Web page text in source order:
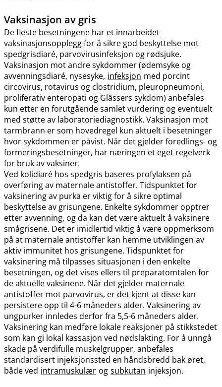
Vaksinasjon av gris
De fleste besetningene har et innarbeidet
vaksinasjonsopplegg for å sikre god beskyttelse mot
spedgrisdiaré, parvovirusinfeksjon og rødsjuke.
Vaksinasjon mot andre sykdommer (ødemsyke og
avvenningsdiaré, nysesyke, infeksjon med porcint
circovirus, rotavirus og clostridium, pleuropneumoni,
proliferativ enteropati og Glässers sykdom) anbefales
kun etter en forutgående samlet vurdering og eventuelt
med støtte av laboratoriediagnostikk. Vaksinasjon mot
tarmbrann er som hovedregel kun aktuelt i besetninger
hvor sykdommen er påvist. Når det gjelder foredlings- og
formeringsbesetninger, har næringen et eget regelverk
for bruk av vaksiner.
Ved kolidiaré hos spedgris baseres profylaksen på
overføring av maternale antistoffer. Tidspunktet for
vaksinering av purka er viktig for å sikre optimal
beskyttelse av grisungene. Enkelte sykdommer opptrer
etter avvenning, og da kan det være aktuelt å vaksinere
smågrisene. Det er imidlertid viktig å være oppmerksom
på at maternale antistoffer kan hemme utviklingen av
aktiv immunitet hos grisungene. Tidspunktet for
vaksinering må tilpasses situasjonen i den enkelte
besetningen, og det vises ellers til preparatomtalen for
de aktuelle vaksinene. Når det gjelder maternale
antistoffer mot parvovirus, er det kjent at disse kan
persistere opp til 4-6 måneders alder. Vaksinering av
ungpurker innledes derfor fra 5,5-6 måneders alder.
Vaksinering kan medføre lokale reaksjoner på stikkstedet
som kan gi lokal kassasjon ved nødslakting. For å unngå
skade på verdifulle muskelgrupper, anbefales
standardisert injeksjonssted en håndsbredd bak øret,
både ved intramuskulær og subkutan injeksjon.